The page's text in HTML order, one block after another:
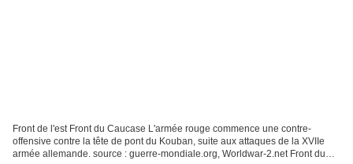
Front de l'est Front du Caucase L'armée rouge commence une contre-
offensive contre la tête de pont du Kouban, suite aux attaques de la XVIIe
armée allemande. source : guerre-mondiale.org, Worldwar-2.net Front du